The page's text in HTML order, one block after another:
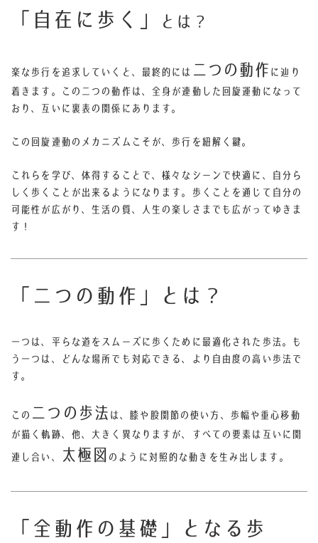
「自在に歩く」 とは？
楽な歩行を追求していくと、最終的には 二つの動作 に辿り
着きます。
この二つの動作は、全身が連動した回旋運動になって
おり、互いに裏表の関係にあります。
この回旋連動のメカニズムこそが、歩行を紐解く鍵。
これらを学び、体得することで、様々なシーンで快適に、自分ら
しく歩くことが出来るようになります。歩くことを通じて自分の
可能性が広がり、生活の質、人生の楽しさまでも広がってゆきま
す！
「二つの動作」 とは？
一つは、平らな道をスムーズに歩くために最適化された歩法。も
う一つは、どんな場所でも対応できる、より自由度の高い歩法で
す。
この 二つの歩法 は、膝や股関節の使い方、歩幅や重心移動
が描く軌跡、他、大きく異なりますが、すべての要素は互いに関
連し合い、 太極図 のように対照的な動きを生み出します。
「全動作の基礎」 となる歩